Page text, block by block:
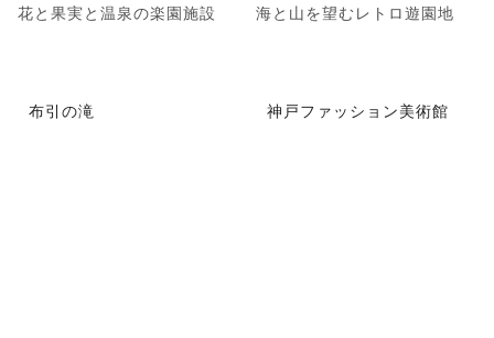
花と果実と温泉の楽園施設 海と山を望むレトロ遊園地
布引の滝 神戸ファッション美術館